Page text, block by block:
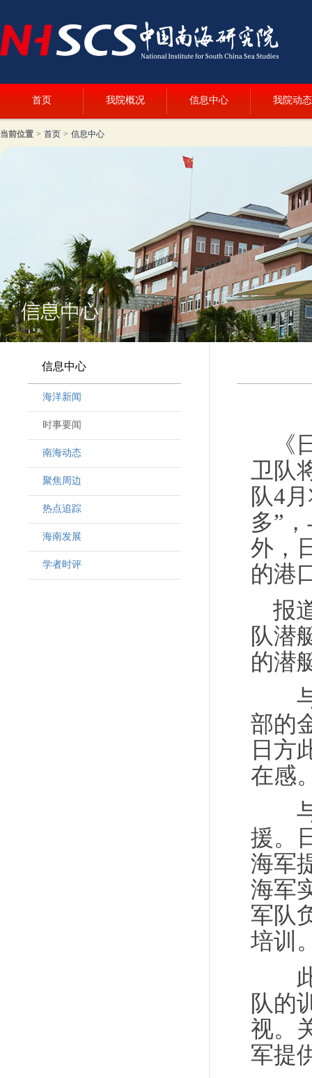
首页 我院概况 信息中心 我院动态
当前位置 > 首页 > 信息中心
信息中心
海洋新闻
时事要闻
南海动态
聚焦周边
热点追踪
海南发展
学者时评
卫队
队4
多”
外，
的港
报
队潜
的潜
与
部的
日方
在感
与
援。
海军
海军
军队
培训
此
队的
视。
军提